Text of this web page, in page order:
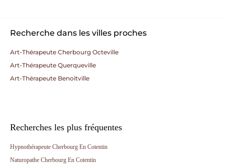
Recherche dans les villes proches
Art-Thérapeute Cherbourg Octeville
Art-Thérapeute Querqueville
Art-Thérapeute Benoitville
Recherches les plus fréquentes
Hypnothérapeute Cherbourg En Cotentin
Naturopathe Cherbourg En Cotentin